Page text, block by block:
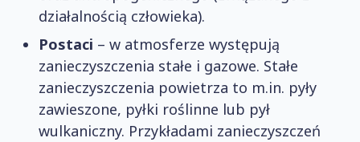
działalnością człowieka).
Postaci – w atmosferze występują
zanieczyszczenia stałe i gazowe. Stałe
zanieczyszczenia powietrza to m.in. pyły
zawieszone, pyłki roślinne lub pył
wulkaniczny. Przykładami zanieczyszczeń